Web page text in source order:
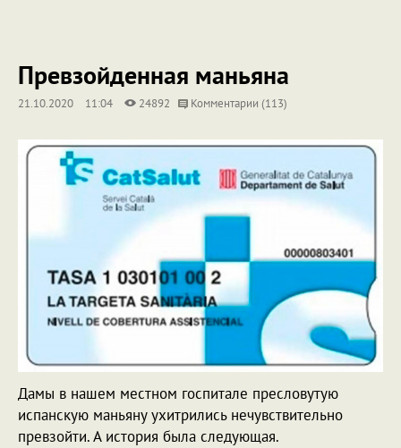
Превзойденная маньяна
21.10.2020 11:04 24892 Комментарии (113)
Дамы в нашем местном госпитале пресловутую
испанскую маньяну ухитрились нечувствительно
превзойти. А история была следующая.